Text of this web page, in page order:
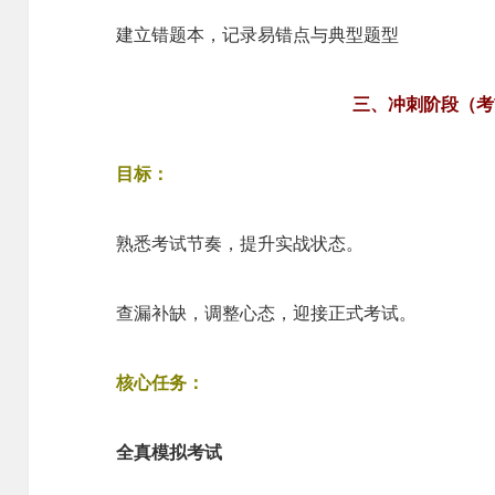
建立错题本，记录易错点与典型题型
三、冲刺阶段（考
目标：
熟悉考试节奏，提升实战状态。
查漏补缺，调整心态，迎接正式考试。
核心任务：
全真模拟考试